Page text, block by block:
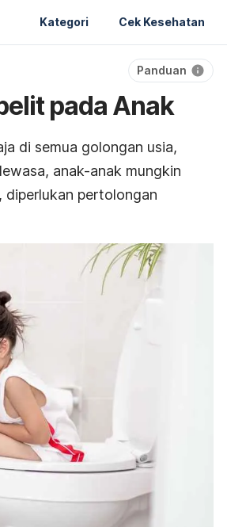
Kategori Cek Kesehatan
Panduan
pada Anak
di semua golongan usia,
anak-anak mungkin
diperlukan pertolongan